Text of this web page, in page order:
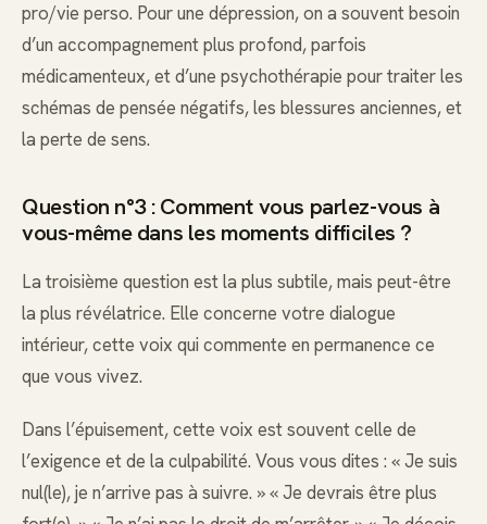
pro/vie perso. Pour une dépression, on a souvent besoin
d’un accompagnement plus profond, parfois
médicamenteux, et d’une psychothérapie pour traiter les
schémas de pensée négatifs, les blessures anciennes, et
la perte de sens.
Question n°3 : Comment vous parlez-vous à
vous-même dans les moments difficiles ?
La troisième question est la plus subtile, mais peut-être
la plus révélatrice. Elle concerne votre dialogue
intérieur, cette voix qui commente en permanence ce
que vous vivez.
Dans l’épuisement, cette voix est souvent celle de
l’exigence et de la culpabilité. Vous vous dites : « Je suis
nul(le), je n’arrive pas à suivre. » « Je devrais être plus